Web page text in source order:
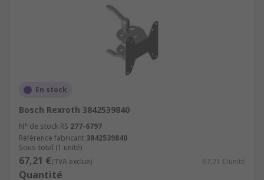
En stock
Bosch Rexroth 3842539840
N° de stock RS 277-6797
Référence fabricant 3842539840
Sous-total (1 unité)
67,21 €(TVA exclue) 67,21 €/unité
Quantité